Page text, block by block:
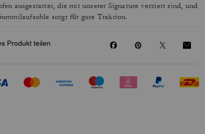
ausgestattet, die mit unserer Signature verziert sind, und
sorgt für gute Traktion.
Produkt teilen